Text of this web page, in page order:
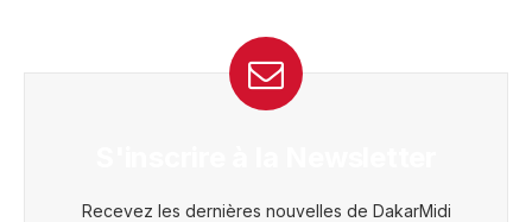
Recevez les dernières nouvelles de DakarMidi